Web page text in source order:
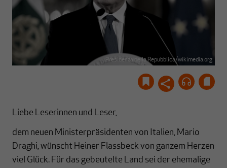
Presidenza della Repubblica/wikimedia.org
Liebe Leserinnen und Leser,
dem neuen Ministerpräsidenten von Italien, Mario
Draghi, wünscht Heiner Flassbeck von ganzem Herzen
viel Glück. Für das gebeutelte Land sei der ehemalige